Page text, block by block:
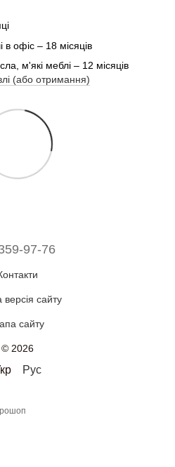
в офіс – 18 місяців
м'які меблі – 12 місяців
(або отримання)
97-76
версія сайту
сайту
© 2026
Рус